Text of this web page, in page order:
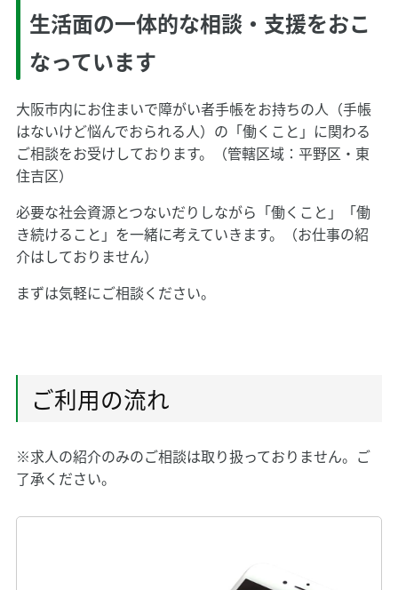
生活面の一体的な相談・支援をおこ
なっています
大阪市内にお住まいで障がい者手帳をお持ちの人（手帳
はないけど悩んでおられる人）の「働くこと」に関わる
ご相談をお受けしております。（管轄区域：平野区・東
住吉区）
必要な社会資源とつないだりしながら「働くこと」「働
き続けること」を一緒に考えていきます。（お仕事の紹
介はしておりません）
まずは気軽にご相談ください。
ご利用の流れ
※求人の紹介のみのご相談は取り扱っておりません。ご
了承ください。